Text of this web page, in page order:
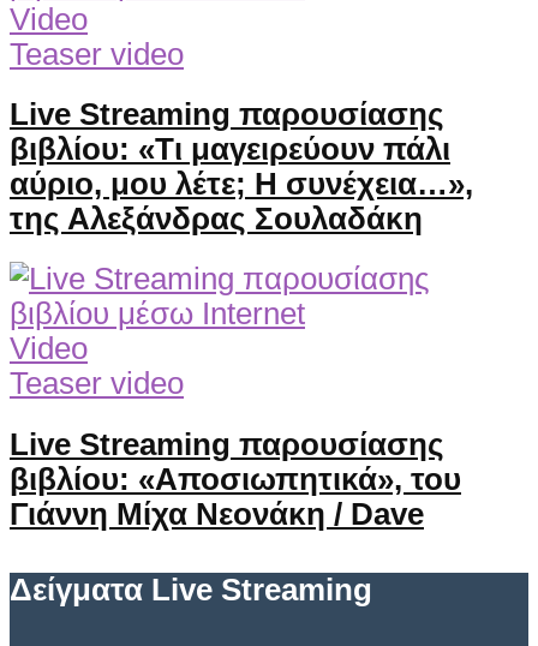
Video
Teaser video
Live Streaming παρουσίασης
βιβλίου: «Τι μαγειρεύουν πάλι
αύριο, μου λέτε; Η συνέχεια…»,
της Αλεξάνδρας Σουλαδάκη
Video
Teaser video
Live Streaming παρουσίασης
βιβλίου: «Αποσιωπητικά», του
Γιάννη Μίχα Νεονάκη / Dave
Δείγματα Live Streaming